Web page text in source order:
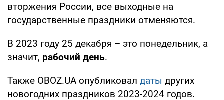
вторжения России, все выходные на
государственные праздники отменяются.
В 2023 году 25 декабря – это понедельник, а
значит, рабочий день.
Также OBOZ.UA опубликовал даты других
новогодних праздников 2023-2024 годов.